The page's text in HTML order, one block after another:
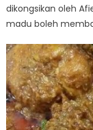
dikongsikan oleh
madu boleh